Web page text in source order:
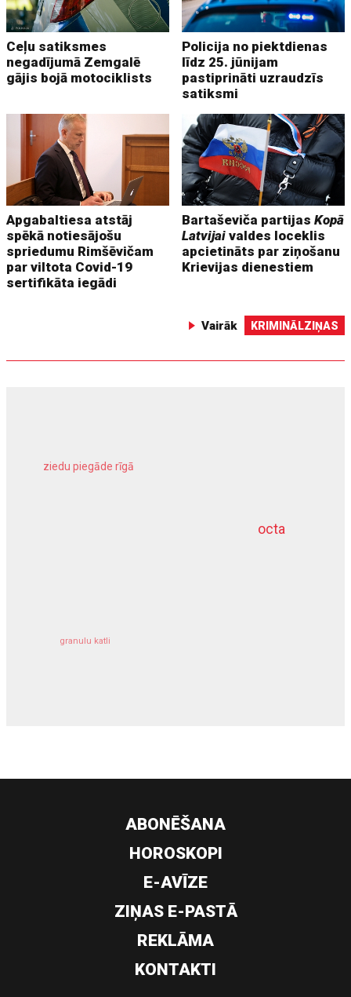
Ceļu satiksmes
negadījumā Zemgalē
gājis bojā motociklists
Policija no piektdienas
līdz 25. jūnijam
pastiprināti uzraudzīs
satiksmi
Apgabaltiesa atstāj
spēkā notiesājošu
spriedumu Rimšēvičam
par viltota Covid-19
sertifikāta iegādi
Bartaševiča partijasKopā
Latvijai valdes loceklis
apcietināts par ziņošanu
Krievijas dienestiem
Vairāk KRIMINĀLZIŅAS
octa
ziedu piegāde rīgā
granulu katli
dziļurbums
ABONĒŠANA
HOROSKOPI
E-AVĪZE
ZIŅAS E-PASTĀ
REKLĀMA
KONTAKTI